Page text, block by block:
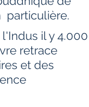
particulière.
retrace
et des